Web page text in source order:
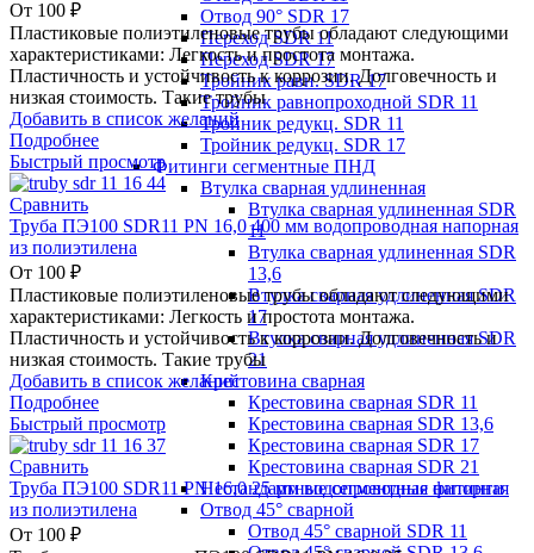
Отвод 90° SDR 17
Переход SDR 11
Переход SDR 17
Тройник равн. SDR 17
Тройник равнопроходной SDR 11
Тройник редукц. SDR 11
Тройник редукц. SDR 17
Фитинги сегментные ПНД
Втулка сварная удлиненная
Втулка сварная удлиненная SDR
11
Втулка сварная удлиненная SDR
13,6
Втулка сварная удлиненная SDR
17
Втулка сварная удлиненная SDR
21
Крестовина сварная
Крестовина сварная SDR 11
Крестовина сварная SDR 13,6
Крестовина сварная SDR 17
Крестовина сварная SDR 21
Нестандартные сегментные фитинги
Отвод 45° сварной
Отвод 45° сварной SDR 11
От 100 ₽
Пластиковые полиэтиленовые трубы обладают следующими
характеристиками: Легкость и простота монтажа.
Пластичность и устойчивость к коррозии. Долговечность и
низкая стоимость. Такие трубы
Добавить в список желаний
Подробнее
Быстрый просмотр
Сравнить
Труба ПЭ100 SDR11 PN 16,0 400 мм водопроводная напорная
из полиэтилена
От 100 ₽
Пластиковые полиэтиленовые трубы обладают следующими
характеристиками: Легкость и простота монтажа.
Пластичность и устойчивость к коррозии. Долговечность и
низкая стоимость. Такие трубы
Добавить в список желаний
Подробнее
Быстрый просмотр
Сравнить
Труба ПЭ100 SDR11 PN 16,0 25 мм водопроводная напорная
из полиэтилена
От 100 ₽